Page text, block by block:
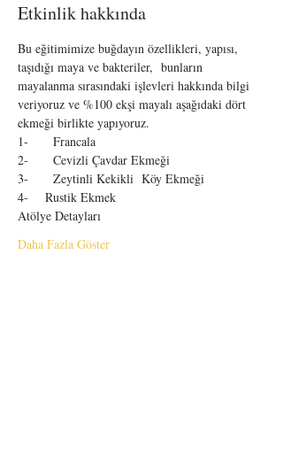
Etkinlik hakkında
Bu eğitimimize buğdayın özellikleri, yapısı,
taşıdığı maya ve bakteriler,  bunların
mayalanma sırasındaki işlevleri hakkında bilgi
veriyoruz ve %100 ekşi mayalı aşağıdaki dört
ekmeği birlikte yapıyoruz.
1-	Francala
2-	Cevizli Çavdar Ekmeği
3-	Zeytinli Kekikli  Köy Ekmeği
4-    Rustik Ekmek
Atölye Detayları
Daha Fazla Göster